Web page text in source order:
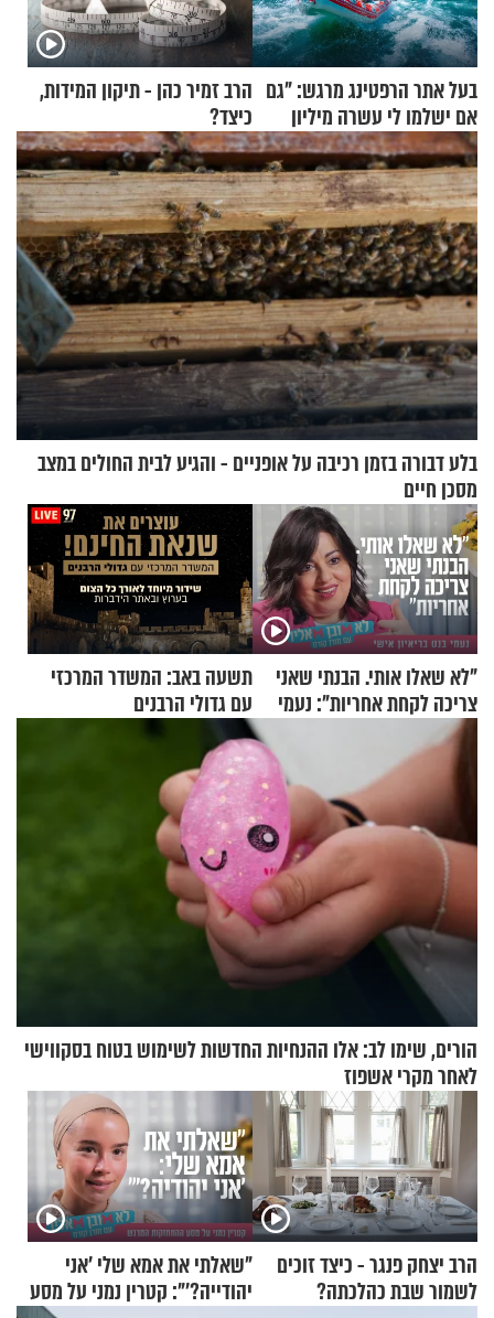
בעל אתר הרפטינג מרגש: "גם
אם ישלמו לי עשרה מיליון
שקלים - לא אפתח בשבת"
הרב זמיר כהן - תיקון המידות,
כיצד?
בלע דבורה בזמן רכיבה על אופניים - והגיע לבית החולים במצב
מסכן חיים
"לא שאלו אותי. הבנתי שאני
צריכה לקחת אחריות": נעמי
בנט בריאיון אישי
תשעה באב: המשדר המרכזי
עם גדולי הרבנים
הורים, שימו לב: אלו ההנחיות החדשות לשימוש בטוח בסקווישי
לאחר מקרי אשפוז
הרב יצחק פנגר - כיצד זוכים
לשמור שבת כהלכתה?
"שאלתי את אמא שלי 'אני
יהודייה?'": קטרין נמני על מסע